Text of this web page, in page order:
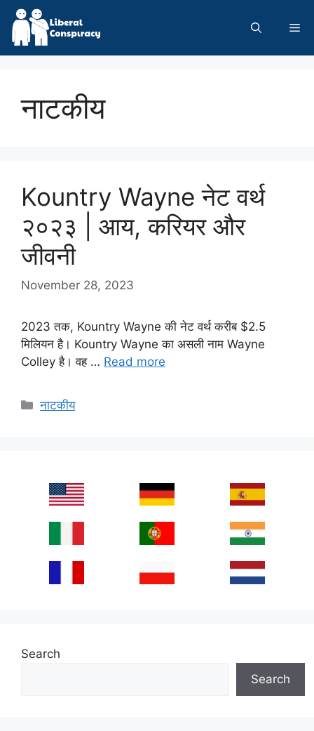
Skip
content
नाटकीय
Kountry Wayne नेट वर्थ
२०२३ | आय, करियर और
जीवनी
November 28, 2023
2023 तक, Kountry Wayne की नेट वर्थ करीब $2.5
मिलियन है। Kountry Wayne का असली नाम Wayne
Colley है। वह … Read more
Categories
नाटकीय
Search
Search